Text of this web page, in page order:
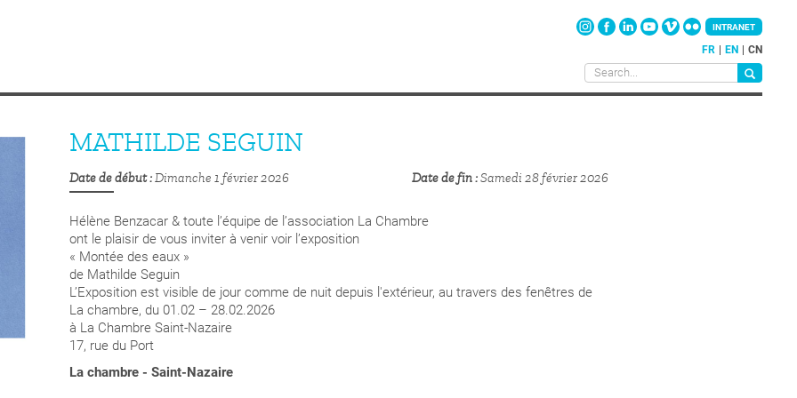
FR EN CN
INTRANET
MATHILDE SEGUIN
Date de début Dimanche 1 février 2026 Date de fin Samedi 28 février 2026
Hélène Benzacar & toute l’équipe de l’association La Chambre
ont le plaisir de vous inviter à venir voir l’exposition
« Montée des eaux »
de Mathilde Seguin
L’Exposition est visible de jour comme de nuit depuis l'extérieur, au travers des fenêtres de
La chambre, du 01.02 – 28.02.2026
à La Chambre Saint-Nazaire
17, rue du Port
La chambre - Saint-Nazaire